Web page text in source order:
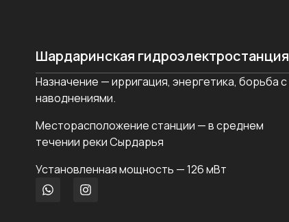
Шардаринская гидроэлектростанция
Назначение — ирригация, энергетика, борьба с
наводнениями.
Месторасположение станции — в среднем
течении реки Сырдарья
Установленная мощность — 126 мВт